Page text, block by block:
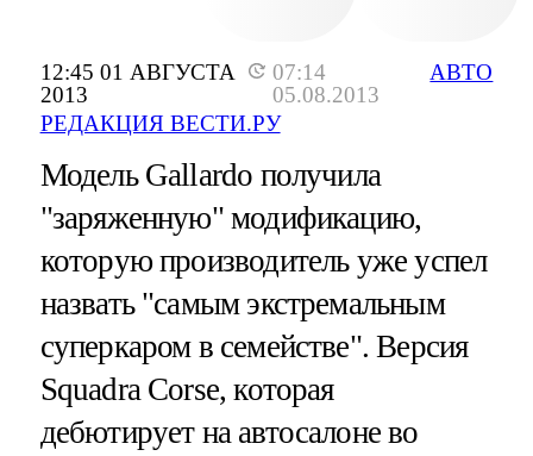
12:45 01 АВГУСТА
2013
07:14
05.08.2013
РЕДАКЦИЯ ВЕСТИ.РУ
АВТО
Модель Gallardo получила
"заряженную" модификацию,
которую производитель уже успел
назвать "самым экстремальным
суперкаром в семействе". Версия
Squadra Corse, которая
дебютирует на автосалоне во